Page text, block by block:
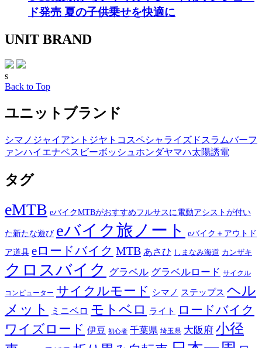
ド発売 夏の子供乗せを快適に
UNIT BRAND
s
Back to Top
ユニットブランド
シマノ ジャイアント ジヤトコ スペシャライズド スラムバーフ
ァンハイエナベスビーボッシュ ホンダヤマハ太陽誘電
タグ
eMTB eバイクMTBがおすすめフルサスに電動アシストが付い
た新たな遊び eバイク旅ノート
eバイク＋アウトド
ア道具 eロードバイク MTB あさひ しまなみ海道 カンザキ
クロスバイク グラベル グラベルロード サイクル
コンピューター サイクルモード シマノ ステップス ヘル
メット
ミニベロ モトベロ ライト
ロードバイク
ワイズロード 伊豆 初心者 千葉県 埼玉県 大阪府 小径